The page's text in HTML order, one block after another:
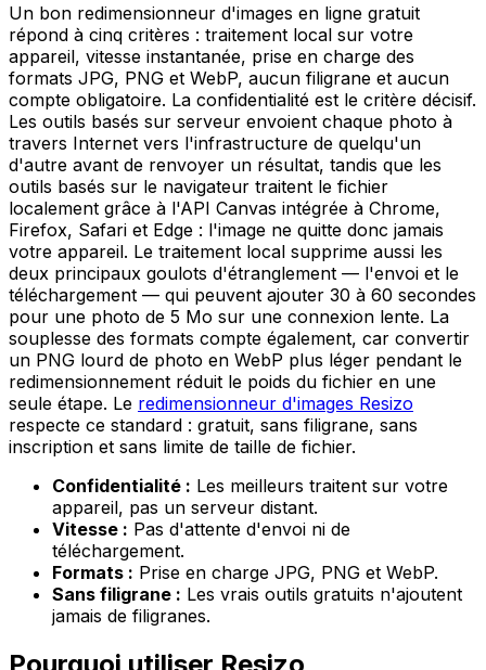
Un bon redimensionneur d'images en ligne gratuit
répond à cinq critères : traitement local sur votre
appareil, vitesse instantanée, prise en charge des
formats JPG, PNG et WebP, aucun filigrane et aucun
compte obligatoire. La confidentialité est le critère décisif.
Les outils basés sur serveur envoient chaque photo à
travers Internet vers l'infrastructure de quelqu'un
d'autre avant de renvoyer un résultat, tandis que les
outils basés sur le navigateur traitent le fichier
localement grâce à l'API Canvas intégrée à Chrome,
Firefox, Safari et Edge : l'image ne quitte donc jamais
votre appareil. Le traitement local supprime aussi les
deux principaux goulots d'étranglement — l'envoi et le
téléchargement — qui peuvent ajouter 30 à 60 secondes
pour une photo de 5 Mo sur une connexion lente. La
souplesse des formats compte également, car convertir
un PNG lourd de photo en WebP plus léger pendant le
redimensionnement réduit le poids du fichier en une
seule étape. Le redimensionneur d'images Resizo
respecte ce standard : gratuit, sans filigrane, sans
inscription et sans limite de taille de fichier.
Confidentialité : Les meilleurs traitent sur votre
appareil, pas un serveur distant.
Vitesse : Pas d'attente d'envoi ni de
téléchargement.
Formats : Prise en charge JPG, PNG et WebP.
Sans filigrane : Les vrais outils gratuits n'ajoutent
jamais de filigranes.
Pourquoi utiliser Resizo